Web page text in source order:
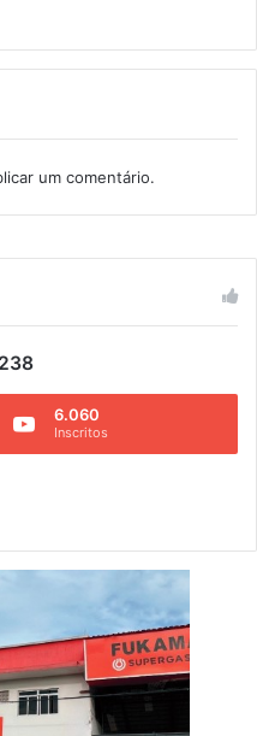
um comentário.
6.060
Inscritos